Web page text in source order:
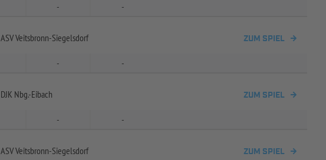
- -
ASV Veitsbronn-Siegelsdorf ZUM SPIEL
- -
DJK Nbg.-Eibach ZUM SPIEL
- -
ASV Veitsbronn-Siegelsdorf ZUM SPIEL